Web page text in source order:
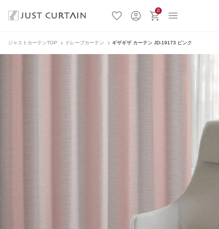
0
ジャストカーテンTOP ドレープカーテン ギザギザ カーテン JD-19173 ピンク